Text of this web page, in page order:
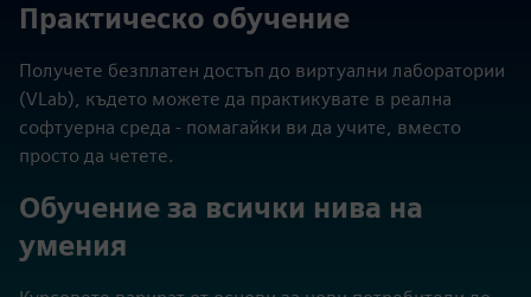
Практическо обучение
Получете безплатен достъп до виртуални лаборатории
(VLab), където можете да практикувате в реална
софтуерна среда - помагайки ви да учите, вместо
просто да четете.
Обучение за всички нива на
умения